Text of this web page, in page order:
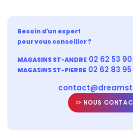
Besoin d'un expert
pour vous conseiller ?
MAGASINS ST-ANDRE 02 62 53 90
MAGASINS ST-PIERRE 02 62 83
NOUS